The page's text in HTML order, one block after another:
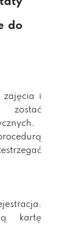
do
zajęcia i
zostać
kartę